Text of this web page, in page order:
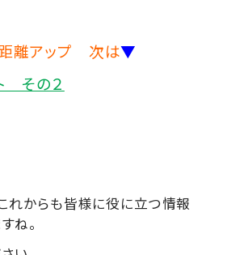
距離アップ 次は▼
その２
れからも皆様に役に立つ情報
ね。